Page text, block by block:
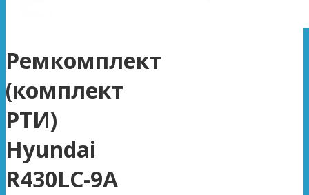
Ремкомплект
(комплект
РТИ)
Hyundai
R430LC-9A